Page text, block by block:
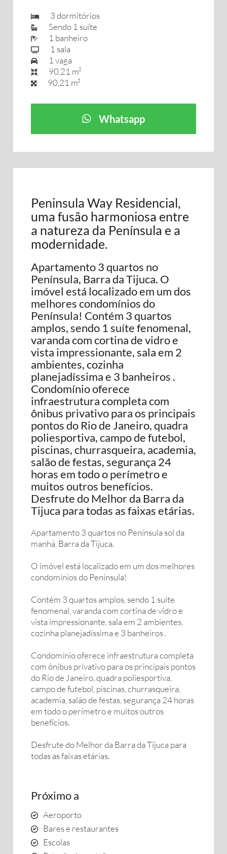
3 dormitórios
Sendo 1 suíte
1 banheiro
1 sala
1 vaga
90,21 m²
90,21 m²
Whatsapp
Peninsula Way Residencial,
uma fusão harmoniosa entre
a natureza da Península e a
modernidade.
Apartamento 3 quartos no
Península, Barra da Tijuca. O
imóvel está localizado em um dos
melhores condomínios do
Península! Contém 3 quartos
amplos, sendo 1 suíte fenomenal,
varanda com cortina de vidro e
vista impressionante, sala em 2
ambientes, cozinha
planejadíssima e 3 banheiros .
Condomínio oferece
infraestrutura completa com
ônibus privativo para os principais
pontos do Rio de Janeiro, quadra
poliesportiva, campo de futebol,
piscinas, churrasqueira, academia,
salão de festas, segurança 24
horas em todo o perímetro e
muitos outros benefícios.
Desfrute do Melhor da Barra da
Tijuca para todas as faixas etárias.
Apartamento 3 quartos no Península sol da
manhã, Barra da Tijuca.
O imóvel está localizado em um dos melhores
condomínios do Península!
Contém 3 quartos amplos, sendo 1 suíte
fenomenal, varanda com cortina de vidro e
vista impressionante, sala em 2 ambientes,
cozinha planejadíssima e 3 banheiros .
Condomínio oferece infraestrutura completa
com ônibus privativo para os principais pontos
do Rio de Janeiro, quadra poliesportiva,
campo de futebol, piscinas, churrasqueira,
academia, salão de festas, segurança 24 horas
em todo o perímetro e muitos outros
benefícios.
Desfrute do Melhor da Barra da Tijuca para
todas as faixas etárias.
Próximo a
Aeroporto
Bares e restaurantes
Escolas